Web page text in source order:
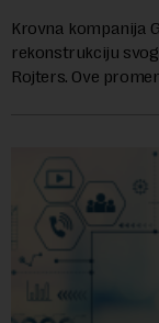
Krovna kompanija
rekonstrukciju
Rojters. Ove